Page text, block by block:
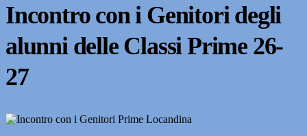
Incontro con i Genitori degli
alunni delle Classi Prime 26-
27